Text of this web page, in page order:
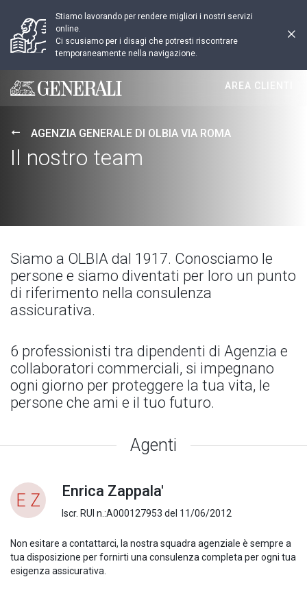
Stiamo lavorando per rendere migliori i nostri servizi
online.
Ci scusiamo per i disagi che potresti riscontrare
temporaneamente nella navigazione.
Generali logo
AREA CLIENTI
AGENZIA GENERALE DI OLBIA VIA ROMA
Il nostro team
Siamo a OLBIA dal 1917. Conosciamo le
persone e siamo diventati per loro un punto
di riferimento nella consulenza
assicurativa.
6 professionisti tra dipendenti di Agenzia e
collaboratori commerciali, si impegnano
ogni giorno per proteggere la tua vita, le
persone che ami e il tuo futuro.
Agenti
E Z Enrica Zappala'
Iscr. RUI n.:A000127953 del 11/06/2012
Non esitare a contattarci, la nostra squadra agenziale è sempre a
tua disposizione per fornirti una consulenza completa per ogni tua
esigenza assicurativa.